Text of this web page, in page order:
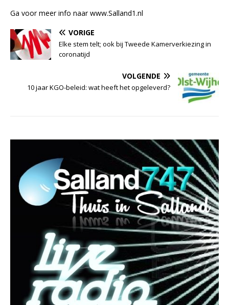
Ga voor meer info naar www.Salland1.nl
VORIGE
Elke stem telt; ook bij Tweede Kamerverkiezing in
coronatijd
VOLGENDE
10 jaar KGO-beleid: wat heeft het opgeleverd?